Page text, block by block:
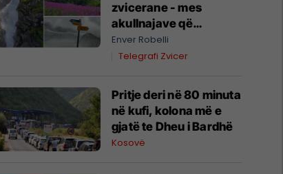
zvicerane - mes
akullnajave që
shkrihen dhe heshtjes
pa internet
Enver Robelli
Telegrafi Zvicer
Pritje deri në 80 minuta
në kufi, kolona më e
gjatë te Dheu i Bardhë
Kosovë